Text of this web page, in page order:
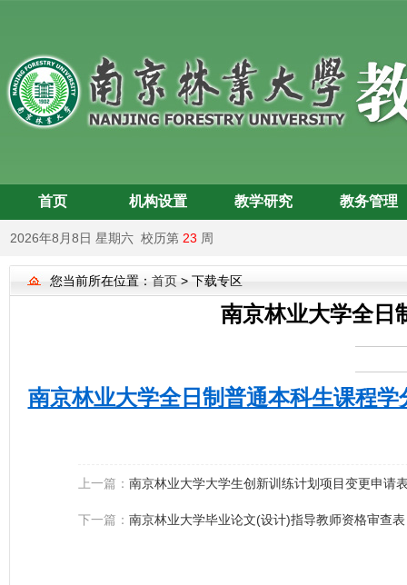
首页 机构设置 教学研究 教务管理
2026年8月8日 星期六 校历第 23 周
您当前所在位置： 首页 > 下载专区
南京林业大学全日
南京林业大学全日制普通本科生课程
上一篇： 南京林业大学大学生创新训练计划项目变更申请
下一篇： 南京林业大学毕业论文(设计)指导教师资格审查表